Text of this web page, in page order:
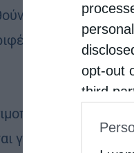
opt-out
third
IAB’s
για τη
Αττικής.
ως
για την